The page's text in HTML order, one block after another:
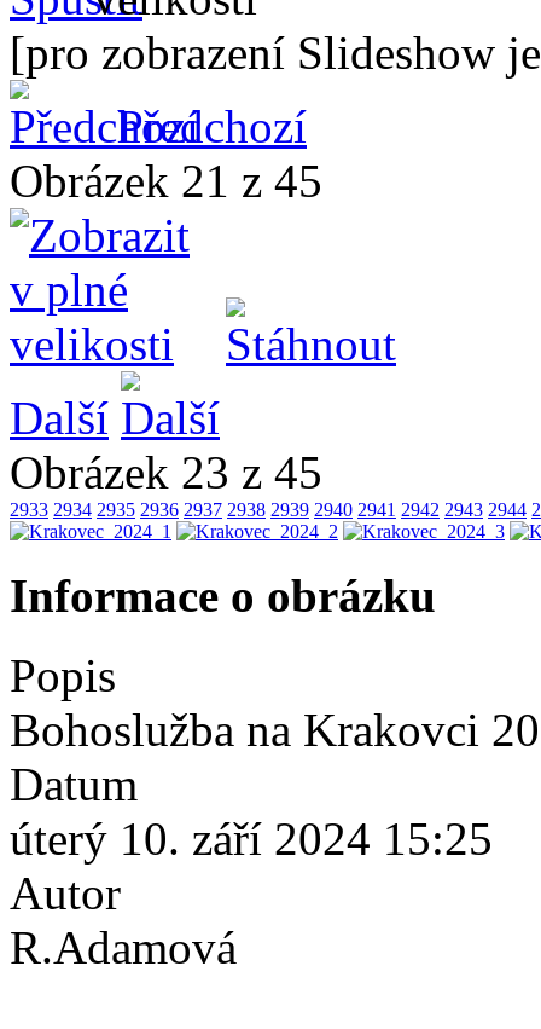
[pro zobrazení Slideshow
Předchozí
Obrázek 21 z 45
Další
Obrázek 23 z 45
2933 2934 2935 2936 2937 2938 2939 2940 2941 2942 2943 2944
Informace o obrázku
Popis
Bohoslužba na Krakovci
Datum
úterý 10. září 2024 15:25
Autor
R.Adamová